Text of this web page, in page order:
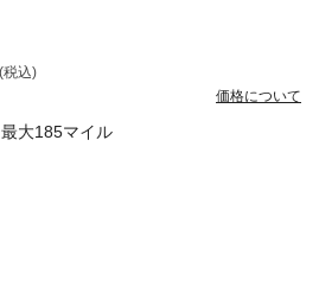
大185マイル
(税込)
価格について